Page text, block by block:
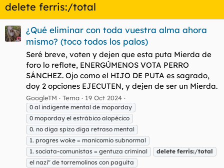
delete ferris:/total
¿Qué eliminar con toda vuestra alma ahora
mismo? (toco todos los palos)
Seré breve, voten y dejen que esta puta Mierda de
foro lo reflote, ENERGÚMENOS VOTA PERRO
SÁNCHEZ. Ojo como el HIJO DE PUTA es sagrado,
doy 2 opciones EJECUTEN, y dejen de ser un Mierda.
GoogleTM Tema 19 Oct 2024
0 al indigente mental de moporday
0 moporday el estrábico alopécico
0. no diga spizo diga retraso mental
1. progres woke = manicomio subnormal
1. sociata-comunistas = gentuza criminal
delete ferris:/total
el nazi" de torremolinos con paguita